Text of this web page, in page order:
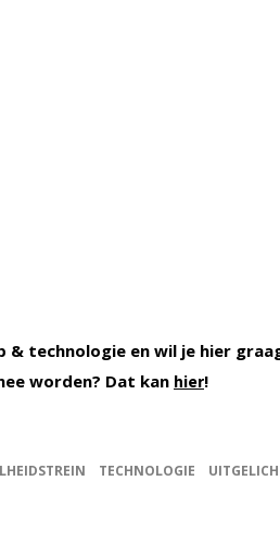
& technologie en wil je hier
worden? Dat kan hier!
TECHNOLOGIE